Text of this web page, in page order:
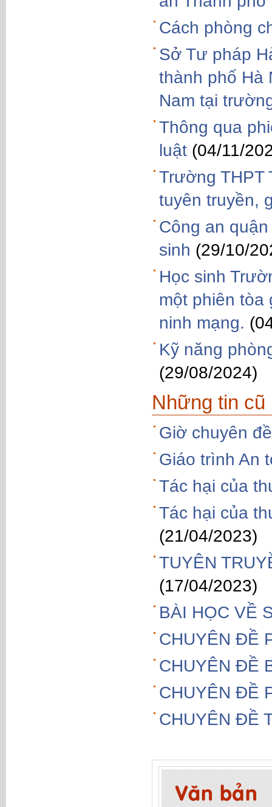
Cách phòng
Sở Tư pháp
thành phố Hà
Nam tại
Thông qua
luật (04/11/
Trường THPT
tuyên truyền,
Công an
sinh (29/10/
Học sinh
một phiên tòa
ninh mạng.
Kỹ năng
(29/08/2024)
Những tin cũ
Giờ chuyên
Giáo trình An
Tác hại của
Tác hại của
(21/04/2023)
TUYÊN
(17/04/2023)
BÀI HỌC VỀ
CHUYÊN ĐỀ
CHUYÊN ĐỀ
CHUYÊN ĐỀ
CHUYÊN ĐỀ